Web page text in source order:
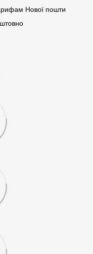
Нової пошти